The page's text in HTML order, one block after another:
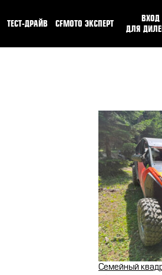
ТЕСТ-ДРАЙВ CFMOTO ЭКСПЕРТ
ВХОД
ДЛЯ
Семейный